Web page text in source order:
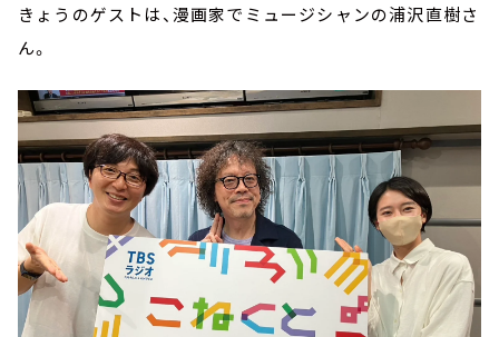
きょうのゲストは、漫画家でミュージシャンの浦沢直樹さ
ん。